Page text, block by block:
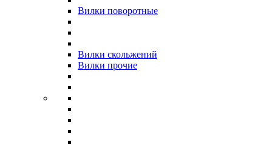
Вилки поворотные
Вилки скольжений
Вилки прочие